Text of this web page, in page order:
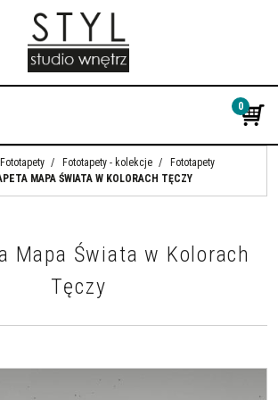
0
Fototapety / Fototapety - kolekcje /
Fototapety
MAPA ŚWIATA W KOLORACH TĘCZY
Mapa Świata w Kolorach
Tęczy